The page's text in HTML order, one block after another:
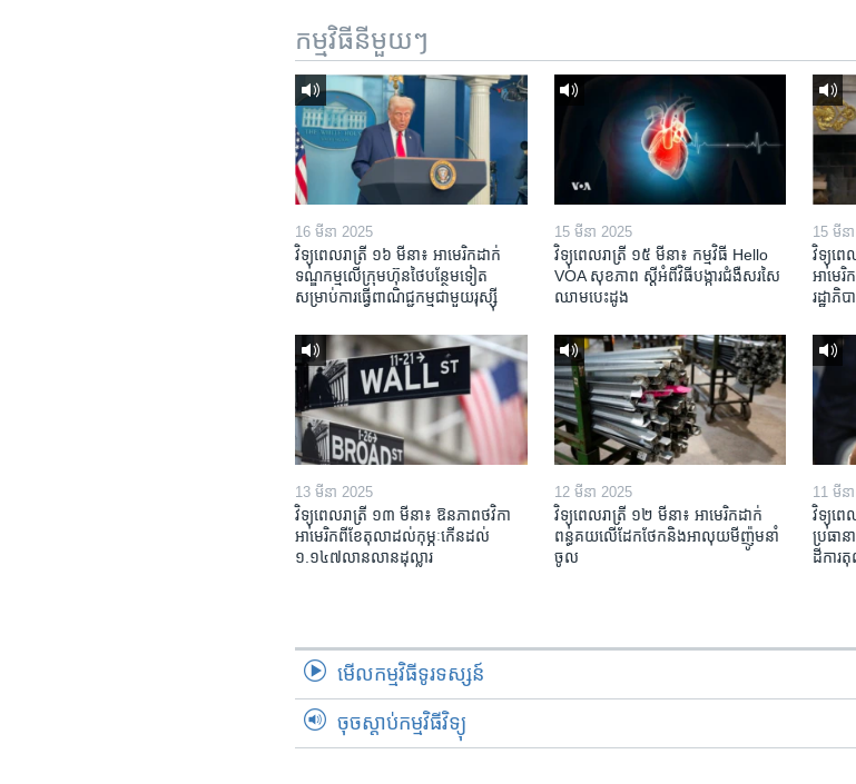
កម្មវិធី​នីមួយៗ
16 មីនា 2025
វិទ្យុពេលរាត្រី ១៦ មីនា៖ អាមេរិក​ដាក់​
ទណ្ឌកម្ម​លើ​ក្រុមហ៊ុន​ថៃ​បន្ថែម​ទៀត​
សម្រាប់​ការ​ធ្វើ​ពាណិជ្ជកម្ម​ជាមួយ​រុស្ស៊ី
15 មីនា 2025
វិទ្យុពេលរាត្រី ១៥ មីនា៖ កម្មវិធី ​Hello
VOA សុខភាព ស្ដី​អំពី​វិធី​បង្ការ​ជំងឺ​សរសៃ​
ឈាម​បេះដូង
15 មីន
វិទ្យុពេ
អាមេ
រដ្ឋាភិ
13 មីនា 2025
វិទ្យុពេលរាត្រី ១៣ មីនា៖ ឱនភាព​ថវិកា​
អាមេរិក​ពី​ខែ​តុលា​ដល់​កុម្ភៈ​កើន​ដល់​
១.១៤៧​លានលាន​ដុល្លារ
12 មីនា 2025
វិទ្យុពេលរាត្រី ១២ មីនា៖ អាមេរិក​ដាក់​
ពន្ធគយ​លើ​ដែកថែក​និង​អាលុយ​មីញ៉ូម​នាំ
ចូល
11 មីន
វិទ្យុព
ប្រធា
ដីការ​តុ
មើល​កម្មវិធី​ទូរទស្សន៍
ចុចស្តាប់កម្មវិធីវិទ្យុ